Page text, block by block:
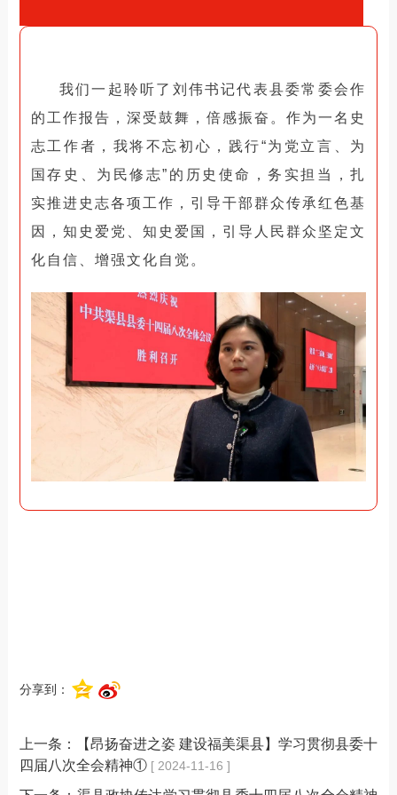
我们一起聆听了刘伟书记代表县委常委会作
的工作报告，深受鼓舞，倍感振奋。作为一名史
志工作者，我将不忘初心，践行“为党立言、为
国存史、为民修志”的历史使命，务实担当，扎
实推进史志各项工作，引导干部群众传承红色基
因，知史爱党、知史爱国，引导人民群众坚定文
化自信、增强文化自觉。
分享到：
上一条：
【昂扬奋进之姿 建设福美渠县】学习贯彻县委十
四届八次全会精神① [ 2024-11-16 ]